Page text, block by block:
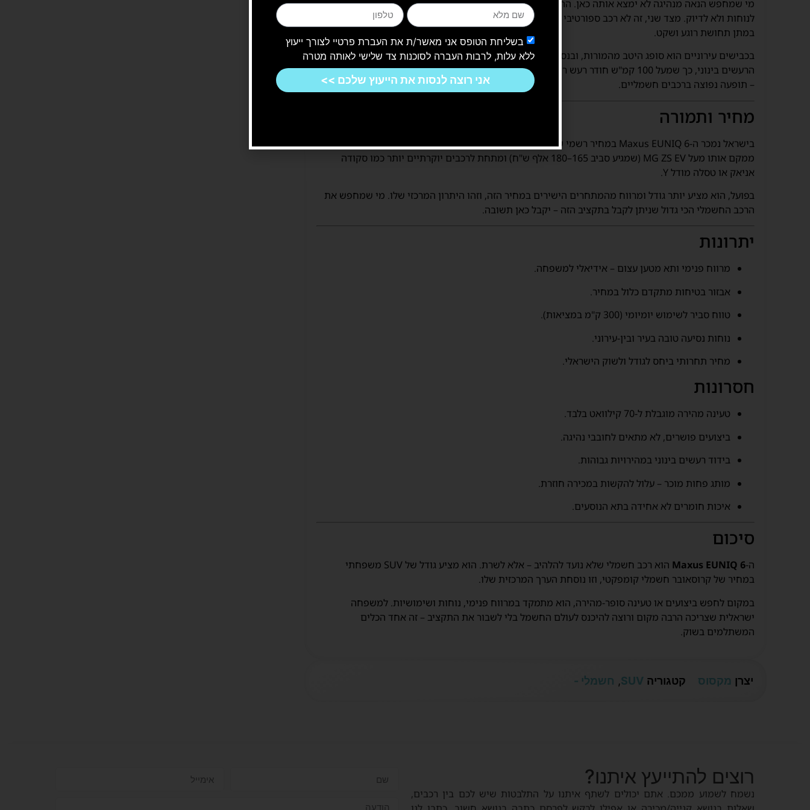
מי שמחפש הנאה מנהיגה לא ימצא אותה כאן. ההגה קל מדי, התחושה בפניות רופפת, והמתלים מכוילים
לנוחות ולא לדיוק. מצד שני, זה לא רכב ספורטיבי – זה SUV משפחתי חשמלי, וה-EUNIQ 6 עושה עבודה טובה
במתן תחושת רוגע ושקט.
בכבישים עירוניים הוא סופג היטב מהמורות, ובנסיעות בין-עירוניות הוא מתפקד כרכב שקט ונעים. בידוד
הרעשים בינוני, כך שמעל 100 קמ"ש חודר רעש רוח לתא. הבלמים אמנם עוצמתיים, אבל הדוושה מעט ספוגית
– תופעה נפוצה ברכבים חשמליים.
מחיר ותמורה
בישראל נמכר ה-Maxus EUNIQ 6 במחיר רשמי של 224,900 ש"ח
(כולל מע"מ, מתוך אתר היבואן הרשמי). זה
ממקם אותו מעל MG ZS EV (שמגיע סביב 165–180 אלף ש"ח) ומתחת לרכבים יוקרתיים יותר כמו סקודה
אניאק או טסלה מודל Y.
בפועל, הוא מציע יותר גודל ומרווח מהמתחרים הישירים במחיר הזה, וזהו היתרון המרכזי שלו. מי שמחפש את
הרכב החשמלי הכי גדול שניתן לקבל בתקציב הזה – יקבל כאן תשובה.
יתרונות
מרווח פנימי ותא מטען עצום – אידיאלי למשפחה.
אבזור בטיחות מתקדם כלול במחיר.
טווח סביר לשימוש יומיומי (300 ק"מ במציאות).
נוחות נסיעה טובה בעיר ובין-עירוני.
מחיר תחרותי ביחס לגודל ולשוק הישראלי.
חסרונות
טעינה מהירה מוגבלת ל-70 קילוואט בלבד.
ביצועים פושרים, לא מתאים לחובבי נהיגה.
בידוד רעשים בינוני במהירויות גבוהות.
מותג פחות מוכר – עלול להקשות במכירה חוזרת.
איכות חומרים לא אחידה בתא הנוסעים.
סיכום
ה-Maxus EUNIQ 6
הוא רכב חשמלי שלא נועד להלהיב – אלא לשרת. הוא מציע גודל של SUV משפחתי
במחיר של קרוסאובר חשמלי קומפקטי, וזו נוסחת הערך המרכזית שלו.
במקום לחפש ביצועים או טעינה סופר-מהירה, הוא מתמקד במרווח פנימי, נוחות ושימושיות. למשפחה
ישראלית שצריכה הרבה מקום ורוצה להיכנס לעולם החשמל בלי לשבור את התקציב – זה אחד הכלים
המשתלמים בשוק.
יצרן מקסוס קטגוריה SUV
, חשמלי -
רוצים להתייעץ איתנו?
נשמח לשמוע ממכם. אתם יכולים לשתף איתנו על התלבטות שיש לכם בין רכבים,
בשליחת הטופס אני מאשר/ת את העברת פרטיי לצורך ייעוץ
ללא עלות, לרבות העברה לסוכנות צד שלישי לאותה מטרה
אני רוצה לנסות את הייעוץ שלכם >>